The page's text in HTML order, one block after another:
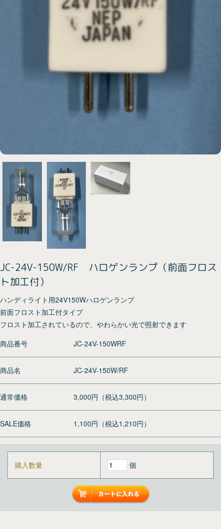
JC-24V-150W/RF ハロゲンランプ（前面フロス
ト加工付）
ハンディライト用24V150Wハロゲンランプ
前面フロスト加工付タイプ
フロスト加工されているので、やわらかい光で照射できます
商品番号
JC-24V-150WRF
商品名 JC-24V-150W/RF
通常価格 3,000円（税込3,300円）
SALE価格 1,100円（税込1,210円）
購入数量 個